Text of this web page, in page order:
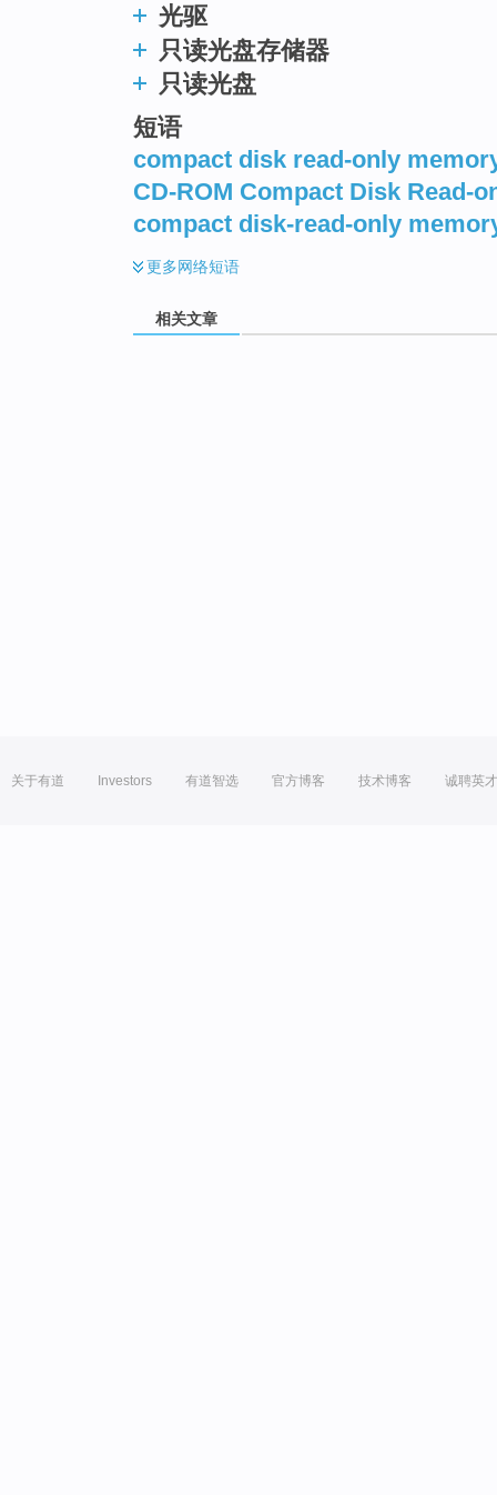
光驱
只读光盘存储器
只读光盘
短语
compact disk read-only
CD-ROM Compact Disk Read-
compact disk-read-only
更多网络短语
相关文章
关于有道 Investors 有道智选 官方博客 技术博客 诚聘英才